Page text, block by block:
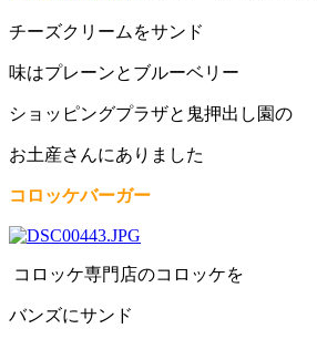
チーズクリームをサンド
味はプレーンとブルーベリー
ショッピングプラザと鬼押出し園の
お土産さんにありました
コロッケバーガー
コロッケ専門店のコロッケを
バンズにサンド